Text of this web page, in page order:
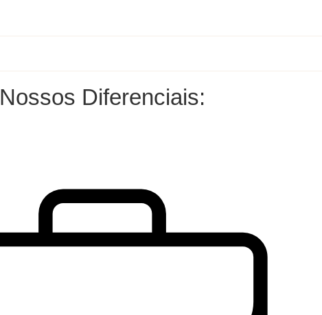
Nossos Diferenciais: